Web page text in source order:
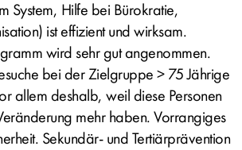
System, Hilfe bei Bürokratie,
ist effizient und wirksam.
wird sehr gut angenommen.
bei der Zielgruppe > 75 Jährige
allem deshalb, weil diese Personen
mehr haben. Vorrangiges
Sekundär- und Tertiärprävention